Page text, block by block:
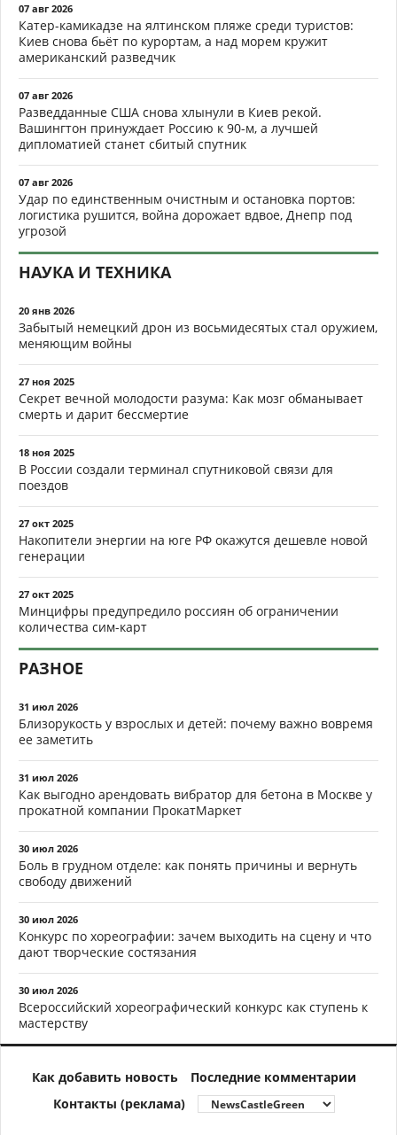
07 авг 2026
Катер-камикадзе на ялтинском пляже среди туристов:
Киев снова бьёт по курортам, а над морем кружит
американский разведчик
07 авг 2026
Разведданные США снова хлынули в Киев рекой.
Вашингтон принуждает Россию к 90-м, а лучшей
дипломатией станет сбитый спутник
07 авг 2026
Удар по единственным очистным и остановка портов:
логистика рушится, война дорожает вдвое, Днепр под
угрозой
НАУКА И ТЕХНИКА
20 янв 2026
Забытый немецкий дрон из восьмидесятых стал оружием,
меняющим войны
27 ноя 2025
Секрет вечной молодости разума: Как мозг обманывает
смерть и дарит бессмертие
18 ноя 2025
В России создали терминал спутниковой связи для
поездов
27 окт 2025
Накопители энергии на юге РФ окажутся дешевле новой
генерации
27 окт 2025
Минцифры предупредило россиян об ограничении
количества сим-карт
РАЗНОЕ
31 июл 2026
Близорукость у взрослых и детей: почему важно вовремя
ее заметить
31 июл 2026
Как выгодно арендовать вибратор для бетона в Москве у
прокатной компании ПрокатМаркет
30 июл 2026
Боль в грудном отделе: как понять причины и вернуть
свободу движений
30 июл 2026
Конкурс по хореографии: зачем выходить на сцену и что
дают творческие состязания
30 июл 2026
Всероссийский хореографический конкурс как ступень к
мастерству
Как добавить новость
Последние комментарии
Контакты (реклама)